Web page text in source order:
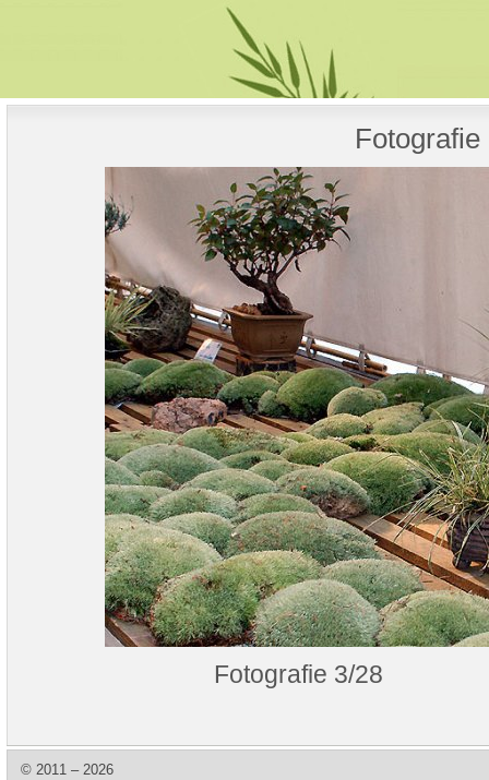
Fotografie
Fotografie 3/28
© 2011 – 2026